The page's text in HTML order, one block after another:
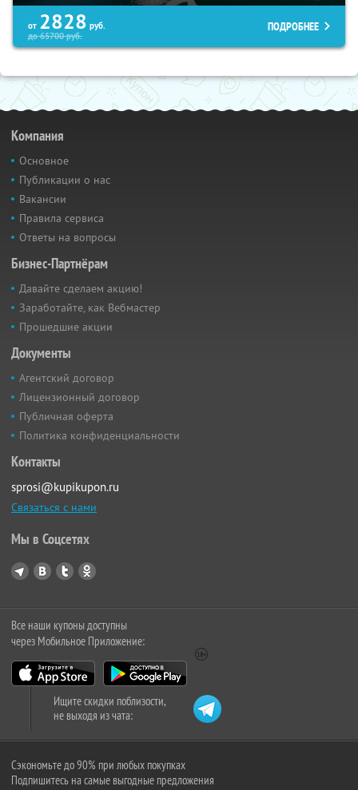
от 2828 руб.
до65700руб.
ПОДРОБНЕЕ
Компания
Основное
Публикации о нас
Вакансии
Правила сервиса
Ответы на вопросы
Бизнес-Партнёрам
Давайте сделаем акцию!
Заработайте, как Вебмастер
Прошедшие акции
Документы
Агентский договор
Лицензионный договор
Публичная оферта
Политика конфиденциальности
Контакты
sprosi@kupikupon.ru
Связаться с нами
Мы в Соцсетях
Все наши купоны доступны
через Мобильное Приложение:
Ищите скидки поблизости,
не выходя из чата:
Сэкономьте до 90% при любых покупках
Подпишитесь на самые выгодные предложения